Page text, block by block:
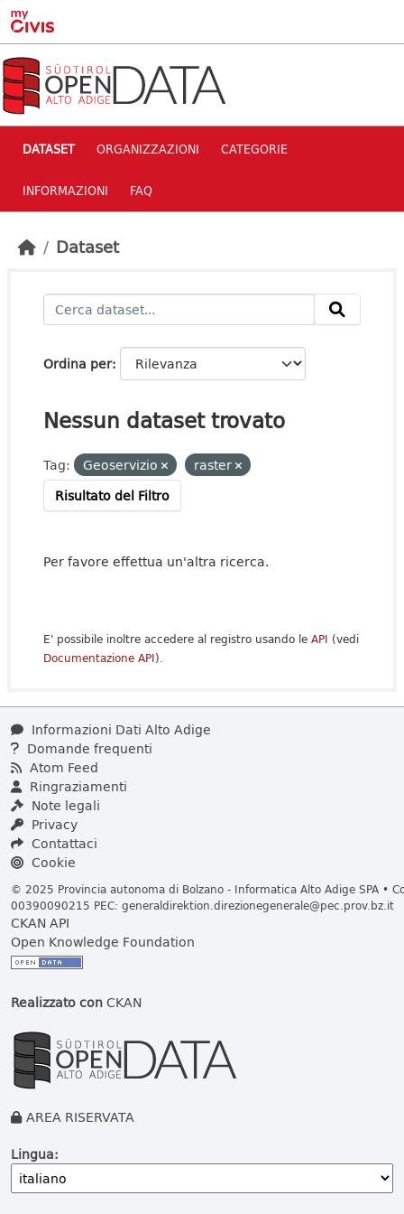
Skip to main content
DATASET ORGANIZZAZIONI CATEGORIE
INFORMAZIONI FAQ
Dataset
Ordina per
Nessun dataset trovato
Tag: Geoservizio
raster
Risultato del Filtro
Per favore effettua un'altra ricerca.
E' possibile inoltre accedere al registro usando le API (vedi
Documentazione API).
Informazioni Dati Alto Adige
Domande frequenti
Atom Feed
Ringraziamenti
Note legali
Privacy
Contattaci
Cookie
© 2025 Provincia autonoma di Bolzano - Informatica Alto Adige SPA •
00390090215 PEC: generaldirektion.direzionegenerale@pec.prov.bz.it
CKAN API
Open Knowledge Foundation
Realizzato conCKAN
AREA RISERVATA
Lingua